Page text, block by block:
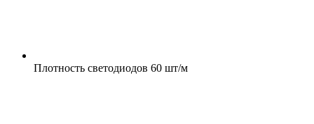
Плотность светодиодов 60 шт/м